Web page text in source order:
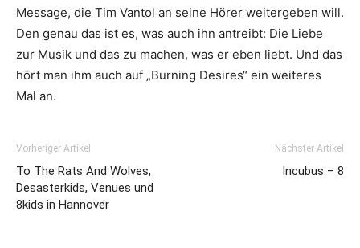
Message, die Tim Vantol an seine Hörer weitergeben will.
Den genau das ist es, was auch ihn antreibt: Die Liebe
zur Musik und das zu machen, was er eben liebt. Und das
hört man ihm auch auf „Burning Desires“ ein weiteres
Mal an.
Vorheriger Artikel
To The Rats And Wolves,
Desasterkids, Venues und
8kids in Hannover
Nächster Artikel
Incubus – 8